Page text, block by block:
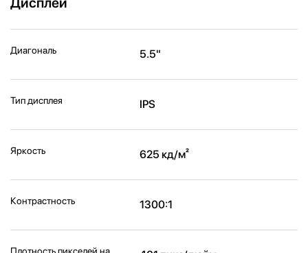
Диагональ 5.5"
Тип дисплея IPS
Яркость 625 кд/м²
Контрастность 1300:1
Плотность пикселей на